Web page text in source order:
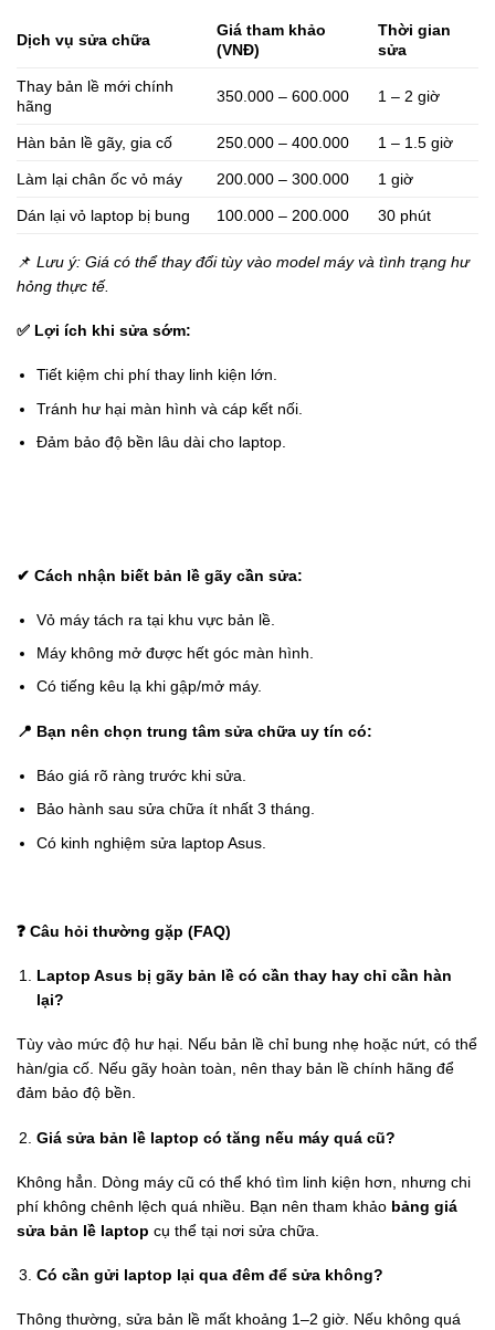
Dịch vụ sửa chữa
Giá tham khảo
(VNĐ)
Thời gian
sửa
Thay bản lề mới chính
hãng
350.000 – 600.000 1 – 2 giờ
Hàn bản lề gãy, gia cố 250.000 – 400.000 1 – 1.5 giờ
Làm lại chân ốc vỏ máy 200.000 – 300.000 1 giờ
Dán lại vỏ laptop bị bung 100.000 – 200.000 30 phút
📌 Lưu ý: Giá có thể thay đổi tùy vào model máy và tình trạng hư
hỏng thực tế.
✅ Lợi ích khi sửa sớm:
Tiết kiệm chi phí thay linh kiện lớn.
Tránh hư hại màn hình và cáp kết nối.
Đảm bảo độ bền lâu dài cho laptop.
✔ Cách nhận biết bản lề gãy cần sửa:
Vỏ máy tách ra tại khu vực bản lề.
Máy không mở được hết góc màn hình.
Có tiếng kêu lạ khi gập/mở máy.
📍 Bạn nên chọn trung tâm sửa chữa uy tín có:
Báo giá rõ ràng trước khi sửa.
Bảo hành sau sửa chữa ít nhất 3 tháng.
Có kinh nghiệm sửa laptop Asus.
❓ Câu hỏi thường gặp (FAQ)
Laptop Asus bị gãy bản lề có cần thay hay chỉ cần hàn
lại?
Tùy vào mức độ hư hại. Nếu bản lề chỉ bung nhẹ hoặc nứt, có thể
hàn/gia cố. Nếu gãy hoàn toàn, nên thay bản lề chính hãng để
đảm bảo độ bền.
Giá sửa bản lề laptop có tăng nếu máy quá cũ?
Không hẳn. Dòng máy cũ có thể khó tìm linh kiện hơn, nhưng chi
phí không chênh lệch quá nhiều. Bạn nên tham khảo bảng giá
sửa bản lề laptop cụ thể tại nơi sửa chữa.
Có cần gửi laptop lại qua đêm để sửa không?
Thông thường, sửa bản lề mất khoảng 1–2 giờ. Nếu không quá